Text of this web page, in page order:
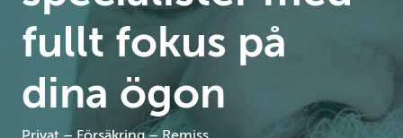
fullt fokus på
dina ögon